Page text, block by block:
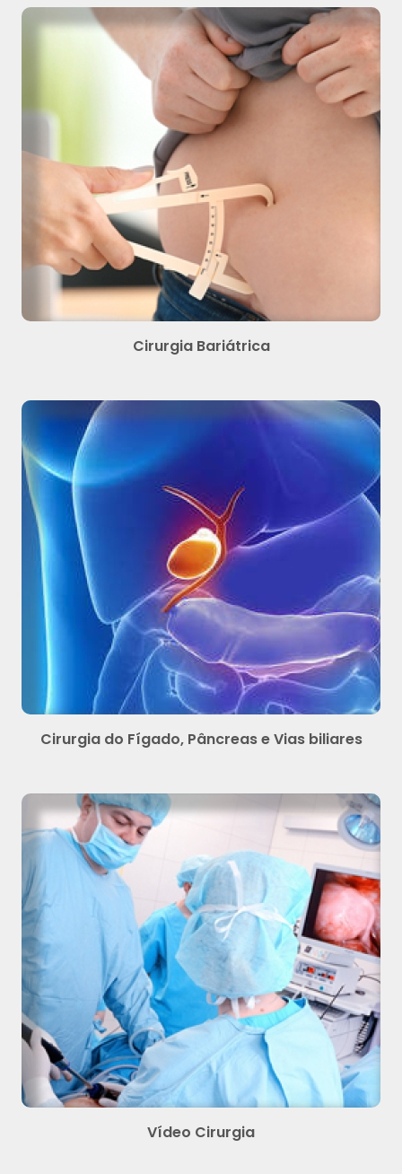
Cirurgia Bariátrica
Cirurgia do Fígado, Pâncreas e Vias biliares
Vídeo Cirurgia